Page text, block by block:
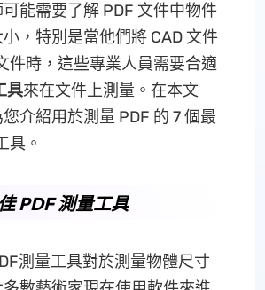
能需要了解 PDF 文件中物件
，特別是當他們將 CAD 文件
件時，這些專業人員需要合適
具來在文件上測量。在本文
介紹用於測量 PDF 的 7 個最
具。
PDF 測量工具
測量工具對於測量物體尺寸